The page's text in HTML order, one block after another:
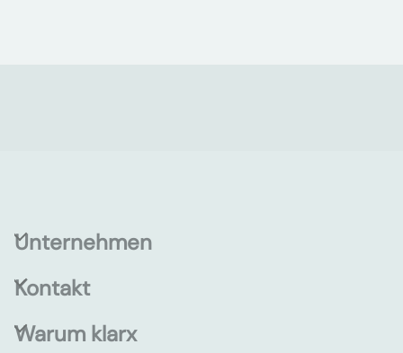
Unternehmen
Kontakt
Warum klarx